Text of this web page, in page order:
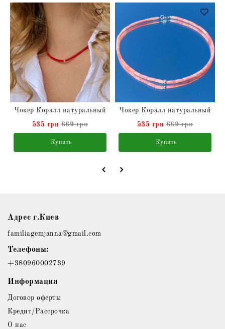
Чокер Коралл натуральный
535 грн 669 грн
Купить
Чокер Коралл натуральный
535 грн 669 грн
Купить
Адрес г.Киев
familiagemjanna@gmail.com
Телефоны:
+380960002739
Информация
Договор оферты
Кредит/Рассрочка
О нас